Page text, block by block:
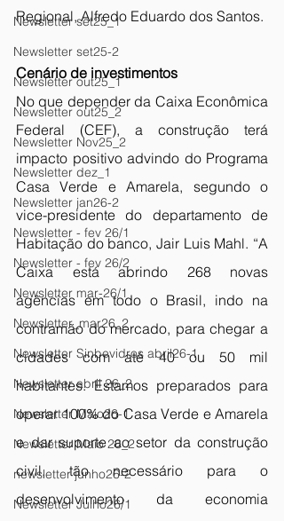
Newsletter set25_1
Newsletter set25-2
Newsletter out25_1
Newsletter out25_2
Newsletter Nov25_2
Newsletter dez_1
Newsletter jan26-2
Newsletter - fev 26/1
Newsletter - fev 26/2
Newsletter mar-26/1
Newsletter_mar26_2
Newsletter Sinbevidros abril26-1
Newsletter abril 26_2
Newsletter Maio26-1
Newsletter Maio 26_2
newsletter junho26-2
Newsletter Julho26/1
Regional, Alfredo Eduardo dos Santos.
Cenário de investimentos
No que depender da Caixa Econômica
Federal (CEF), a construção terá
impacto positivo advindo do Programa
Casa Verde e Amarela, segundo o
vice-presidente do departamento de
Habitação do banco, Jair Luis Mahl. “A
Caixa está abrindo 268 novas
agências em todo o Brasil, indo na
contramão do mercado, para chegar a
cidades com até 40 ou 50 mil
habitantes. Estamos preparados para
operar 100% do Casa Verde e Amarela
e dar suporte ao setor da construção
civil, tão necessário para o
desenvolvimento da economia